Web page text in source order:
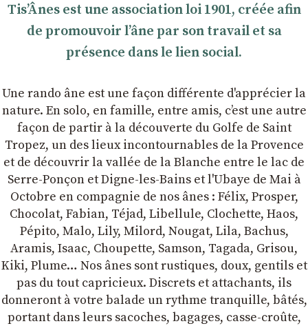
TisʼÂnes est une association loi 1901, créée afin
de promouvoir lʼâne par son travail et sa
présence dans le lien social.
Une rando âne est une façon différente d'apprécier la
nature. En solo, en famille, entre amis, cʼest une autre
façon de partir à la découverte du Golfe de Saint
Tropez, un des lieux incontournables de la Provence
et de découvrir la vallée de la Blanche entre le lac de
Serre-Ponçon et Digne-les-Bains et l'Ubaye de Mai à
Octobre en compagnie de nos ânes : Félix, Prosper,
Chocolat, Fabian, Téjad, Libellule, Clochette, Haos,
Pépito, Malo, Lily, Milord, Nougat, Lila, Bachus,
Aramis, Isaac, Choupette, Samson, Tagada, Grisou,
Kiki, Plume… Nos ânes sont rustiques, doux, gentils et
pas du tout capricieux. Discrets et attachants, ils
donneront à votre balade un rythme tranquille, bâtés,
portant dans leurs sacoches, bagages, casse-croûte,